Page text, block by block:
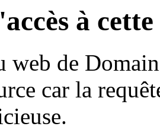
à
web de
car la